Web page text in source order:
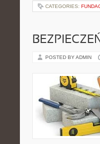
CATEGORIES:
POSTED BY ADMIN